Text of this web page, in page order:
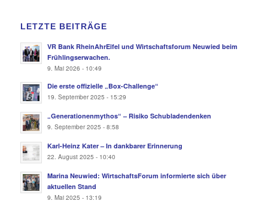
LETZTE BEITRÄGE
VR Bank RheinAhrEifel und Wirtschaftsforum Neuwied beim
Frühlingserwachen.
9. Mai 2026 - 10:49
Die erste offizielle „Box-Challenge“
19. September 2025 - 15:29
„Generationenmythos“ – Risiko Schubladendenken
9. September 2025 - 8:58
Karl-Heinz Kater – In dankbarer Erinnerung
22. August 2025 - 10:40
Marina Neuwied: WirtschaftsForum informierte sich über
aktuellen Stand
9. Mai 2025 - 13:19